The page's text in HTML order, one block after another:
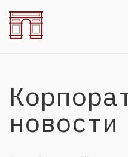
новости